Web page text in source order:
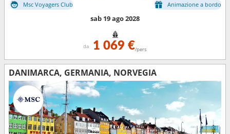
Msc Voyagers Club
Animazione a bordo
sab 19 ago 2028
da 1 069 €/pers
DANIMARCA, GERMANIA, NORVEGIA